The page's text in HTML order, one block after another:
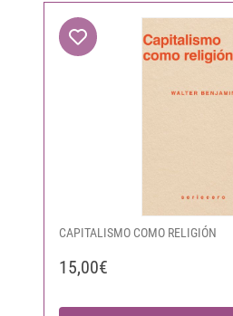
CAPITALISMO COMO RELIGIÓN
15,00€